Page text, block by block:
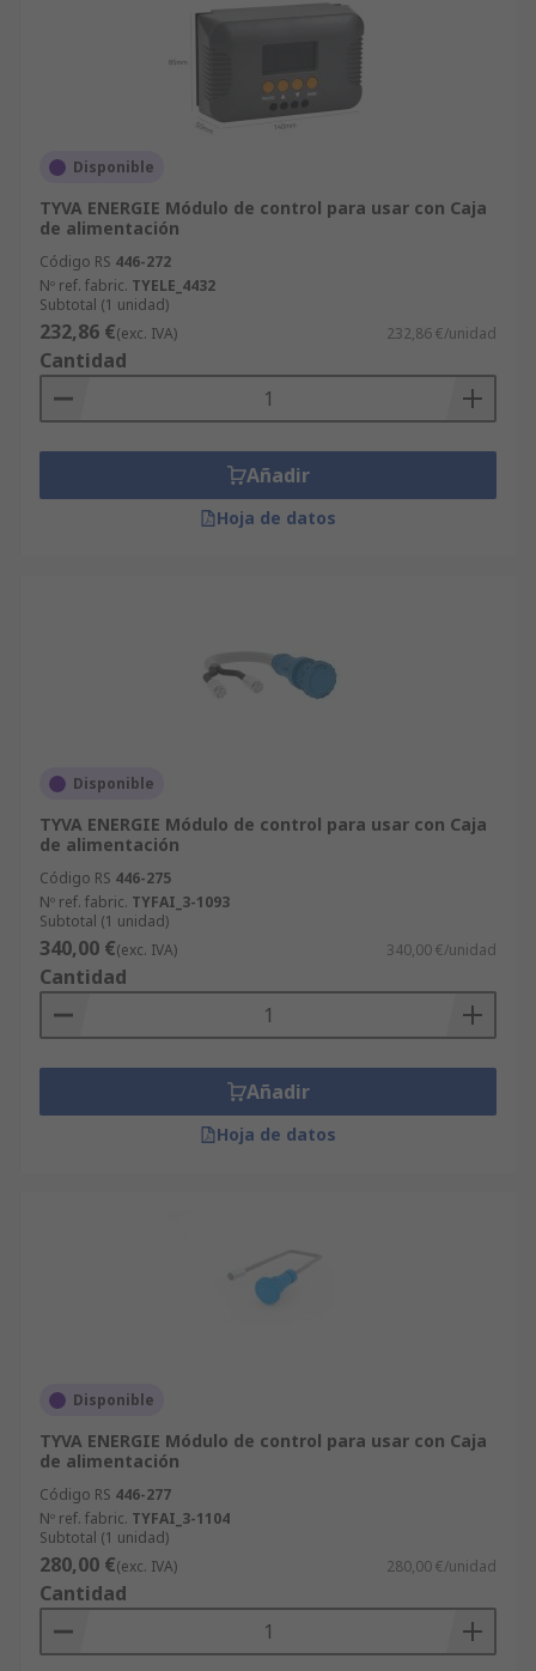
Disponible
TYVA ENERGIE Módulo de control para usar con Caja
de alimentación
Código RS 446-272
Nº ref. fabric. TYELE_4432
Subtotal (1 unidad)
232,86 €(exc. IVA) 232,86 €/unidad
Cantidad
Añadir
Hoja de datos
Disponible
TYVA ENERGIE Módulo de control para usar con Caja
de alimentación
Código RS 446-275
Nº ref. fabric. TYFAI_3-1093
Subtotal (1 unidad)
340,00 €(exc. IVA) 340,00 €/unidad
Cantidad
Añadir
Hoja de datos
Disponible
TYVA ENERGIE Módulo de control para usar con Caja
de alimentación
Código RS 446-277
Nº ref. fabric. TYFAI_3-1104
Subtotal (1 unidad)
280,00 €(exc. IVA) 280,00 €/unidad
Cantidad